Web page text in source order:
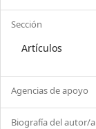
Sección
Artículos
Agencias de apoyo
Biografía del autor/a